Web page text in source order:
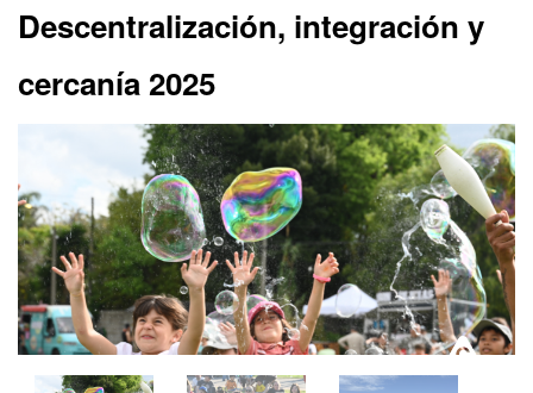
top
Descentralización, integración y
cercanía 2025